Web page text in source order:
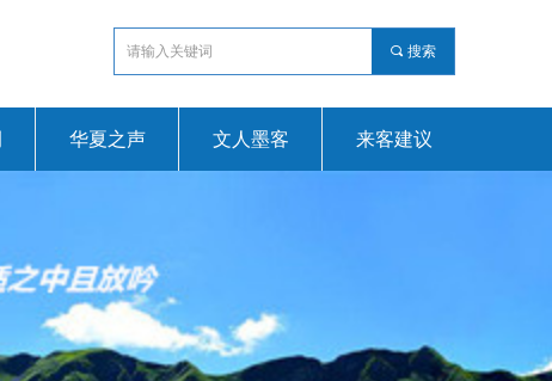
끠 搜索
华夏之声 文人墨客 来客建议